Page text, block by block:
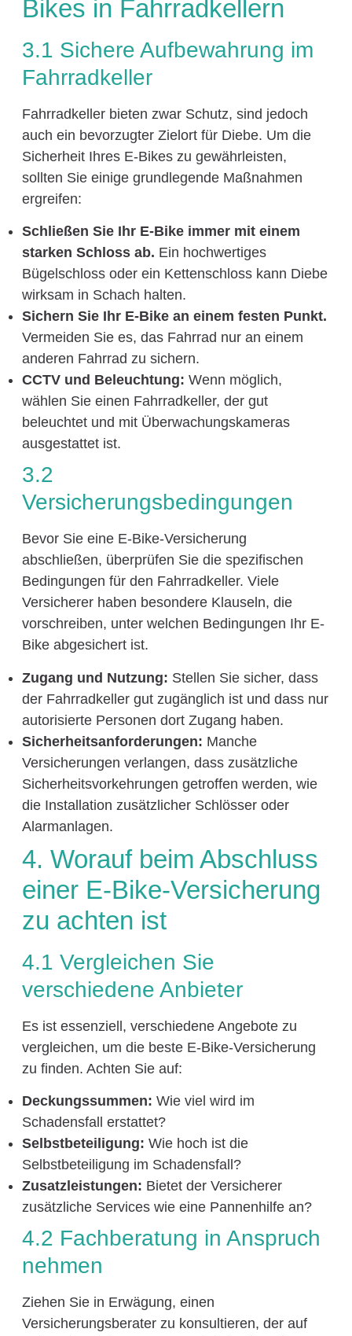
Bikes in Fahrradkellern
3.1 Sichere Aufbewahrung im
Fahrradkeller
Fahrradkeller bieten zwar Schutz, sind jedoch
auch ein bevorzugter Zielort für Diebe. Um die
Sicherheit Ihres E-Bikes zu gewährleisten,
sollten Sie einige grundlegende Maßnahmen
ergreifen:
Schließen Sie Ihr E-Bike immer mit einem
starken Schloss ab. Ein hochwertiges
Bügelschloss oder ein Kettenschloss kann Diebe
wirksam in Schach halten.
Sichern Sie Ihr E-Bike an einem festen Punkt.
Vermeiden Sie es, das Fahrrad nur an einem
anderen Fahrrad zu sichern.
CCTV und Beleuchtung: Wenn möglich,
wählen Sie einen Fahrradkeller, der gut
beleuchtet und mit Überwachungskameras
ausgestattet ist.
3.2
Versicherungsbedingungen
Bevor Sie eine E-Bike-Versicherung
abschließen, überprüfen Sie die spezifischen
Bedingungen für den Fahrradkeller. Viele
Versicherer haben besondere Klauseln, die
vorschreiben, unter welchen Bedingungen Ihr E-
Bike abgesichert ist.
Zugang und Nutzung: Stellen Sie sicher, dass
der Fahrradkeller gut zugänglich ist und dass nur
autorisierte Personen dort Zugang haben.
Sicherheitsanforderungen: Manche
Versicherungen verlangen, dass zusätzliche
Sicherheitsvorkehrungen getroffen werden, wie
die Installation zusätzlicher Schlösser oder
Alarmanlagen.
4. Worauf beim Abschluss
einer E-Bike-Versicherung
zu achten ist
4.1 Vergleichen Sie
verschiedene Anbieter
Es ist essenziell, verschiedene Angebote zu
vergleichen, um die beste E-Bike-Versicherung
zu finden. Achten Sie auf:
Deckungssummen: Wie viel wird im
Schadensfall erstattet?
Selbstbeteiligung: Wie hoch ist die
Selbstbeteiligung im Schadensfall?
Zusatzleistungen: Bietet der Versicherer
zusätzliche Services wie eine Pannenhilfe an?
4.2 Fachberatung in Anspruch
nehmen
Ziehen Sie in Erwägung, einen
Versicherungsberater zu konsultieren, der auf